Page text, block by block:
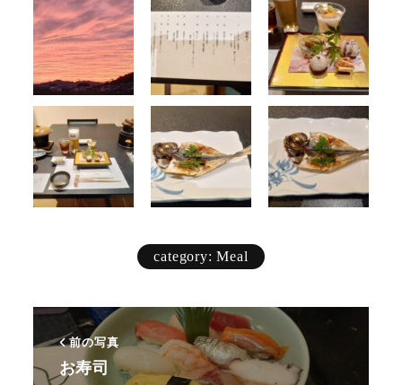
category: Meal
前の写真
お寿司